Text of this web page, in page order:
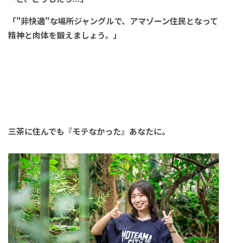
「"非快適"な場所ジャングルで、アマゾーン住民となって
精神と肉体を鍛えましょう。」
三茶に住んでも『モテなかった』あなたに。